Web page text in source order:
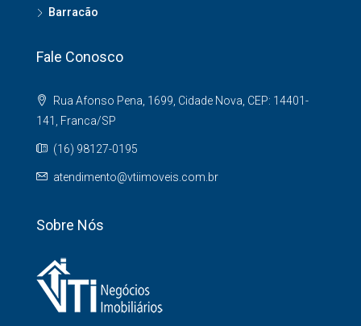
Barracão
Fale Conosco
Rua Afonso Pena, 1699, Cidade Nova, CEP: 14401-
141, Franca/SP
(16) 98127-0195
atendimento@vtiimoveis.com.br
Sobre Nós